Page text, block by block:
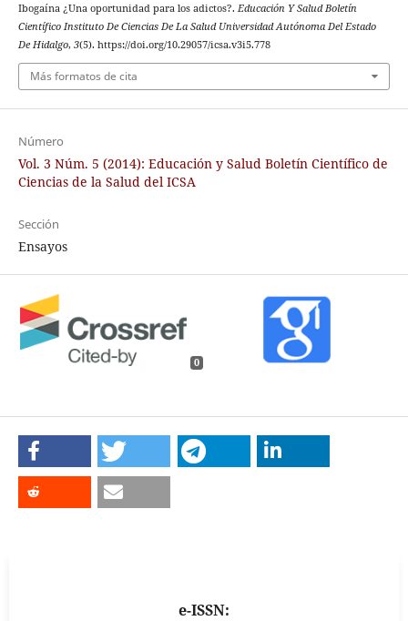
Ibogaína ¿Una oportunidad para los adictos?. Educación Y Salud Boletín
Científico Instituto De Ciencias De La Salud Universidad Autónoma Del Estado
De Hidalgo, 3(5). https://doi.org/10.29057/icsa.v3i5.778
Más formatos de cita
Número
Vol. 3 Núm. 5 (2014): Educación y Salud Boletín Científico de
Ciencias de la Salud del ICSA
Sección
Ensayos
0
e-ISSN: